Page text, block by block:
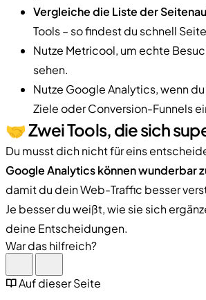
Vergleiche die Liste der
Tools – so findest du schnell
Nutze Metricool, um echte
sehen.
Nutze Google Analytics, wenn
Ziele oder Conversion-Funnels
🤝 Zwei Tools, die sich
Du musst dich nicht für eins
Google Analytics können wunderbar
damit du dein Web-Traffic besser
Je besser du weißt, wie sie sich
deine Entscheidungen.
War das hilfreich?
Auf dieser Seite